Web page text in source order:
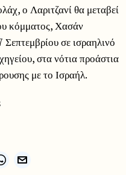
ο Λαριτζανί θα μεταβεί
κόμματος, Χασάν
σε ισραηλινό
στα νότια προάστια
με το Ισραήλ.